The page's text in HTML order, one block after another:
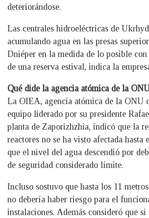
deteriorándose.
Las centrales hidroeléctricas de
acumulando agua en las presas
Dniéper en la medida de lo posible
de una reserva estival, indica la
Qué dide la agencia atómica de la
La OIEA, agencia atómica de la ONU
equipo liderado por su presidente
planta de Zaporizhzhia, indicó que la
reactores no se ha visto afectada hasta
que el nivel del agua descendió por
de seguridad considerado límite.
Incluso sostuvo que hasta los 11
no debería haber riesgo para el
instalaciones. Además consideró que